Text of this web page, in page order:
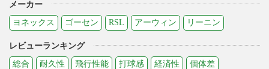
メーカー
ヨネックス
ゴーセン RSL アーウィン リーニン
レビューランキング
総合
耐久性 飛行性能 打球感 経済性 個体差